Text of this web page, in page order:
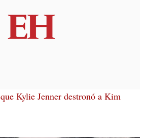
Kylie Jenner destronó a Kim